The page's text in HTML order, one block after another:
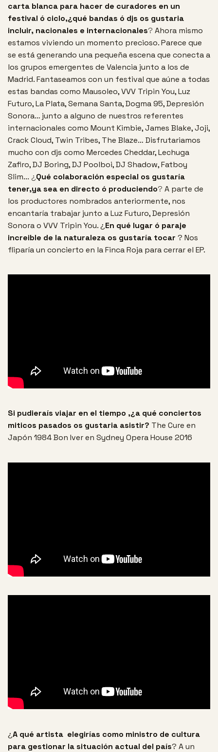
carta blanca para hacer de curadores en un
festival ó ciclo,¿qué bandas ó djs os gustaria
incluir, nacionales e internacionales? Ahora mismo
estamos viviendo un momento precioso. Parece que
se está generando una pequeña escena que conecta a
los grupos emergentes de Valencia junto a los de
Madrid. Fantaseamos con un festival que aúne a todas
estas bandas como Mausoleo, VVV Tripin You, Luz
Futuro, La Plata, Semana Santa, Dogma 95, Depresión
Sonora… junto a alguno de nuestros referentes
internacionales como Mount Kimbie, James Blake, Joji,
Crack Cloud, Twin Tribes, The Blaze… Disfrutariamos
mucho con djs como Mercedes Cheddar, Lechuga
Zafiro, DJ Boring, DJ Poolboi, DJ Shadow, Fatboy
Slim... ¿Qué colaboración especial os gustaría
tener,ya sea en directo ó produciendo? A parte de
los productores nombrados anteriormente, nos
encantaría trabajar junto a Luz Futuro, Depresión
Sonora o VVV Tripin You.¿En qué lugar ó paraje
increible de la naturaleza os gustaría tocar ? Nos
fliparía un concierto en la Finca Roja para cerrar el EP.
Si pudieraís viajar en el tiempo ,¿a qué conciertos
miticos pasados os gustaria asistir? The Cure en
Japón 1984Bon Iver en Sydney Opera House 2016
¿A qué artista elegirías como ministro de cultura
para gestionar la situación actual del país? A un